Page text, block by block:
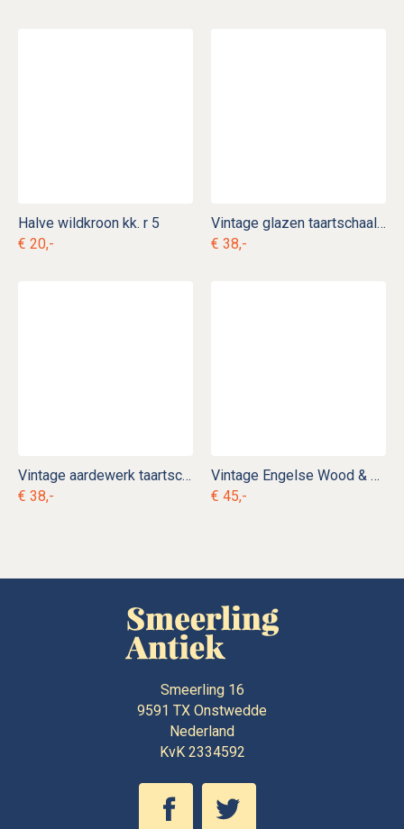
Halve wildkroon kk. r 5
€ 20,-
Vintage glazen taartschaal op voet
€ 38,-
Vintage aardewerk taartschaal op voet
€ 38,-
Vintage Engelse Wood & Sons Burslem soepterrine Dorset
€ 45,-
Smeerling 16
9591 TX Onstwedde
Nederland
KvK 2334592